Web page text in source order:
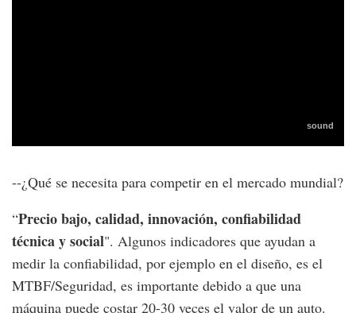
--¿Qué se necesita para competir en el mercado mundial?
“Precio bajo, calidad, innovación, confiabilidad
técnica y social". Algunos indicadores que ayudan a
medir la confiabilidad, por ejemplo en el diseño, es el
MTBF/Seguridad, es importante debido a que una
máquina puede costar 20-30 veces el valor de un auto.